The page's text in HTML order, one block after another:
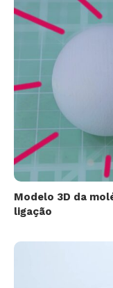
Modelo 3D da
ligação